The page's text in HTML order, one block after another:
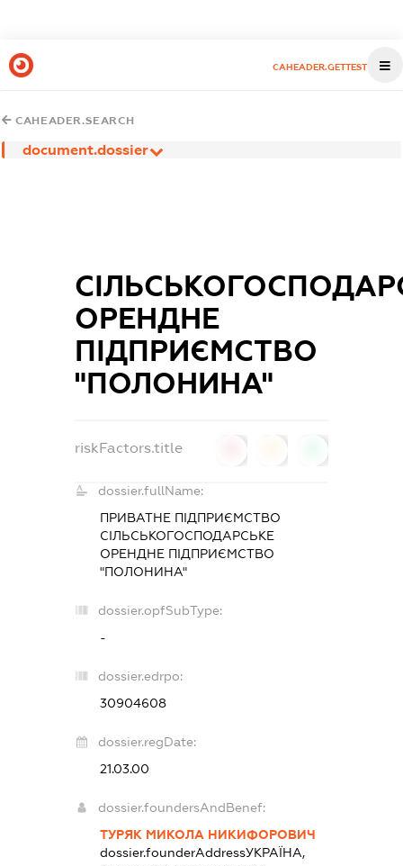
CAHEADER.GETTEST
CAHEADER.SEARCH
document.dossier
ОРЕНДНЕ
ПІДПРИЄМСТВО
"ПОЛОНИНА"
riskFactors.title
dossier.fullName:
ПРИВАТНЕ ПІДПРИЄМСТВО
СІЛЬСЬКОГОСПОДАРСЬКЕ
ОРЕНДНЕ ПІДПРИЄМСТВО
"ПОЛОНИНА"
dossier.opfSubType:
-
dossier.edrpo:
30904608
dossier.regDate:
21.03.00
dossier.foundersAndBenef:
ТУРЯК МИКОЛА НИКИФОРОВИЧ
dossier.founderAddressУКРАЇНА,